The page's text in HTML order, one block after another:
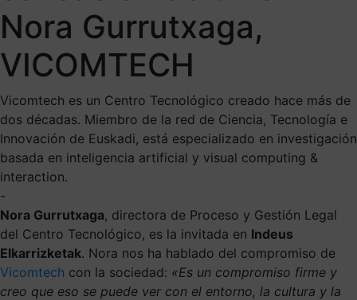
Nora Gurrutxaga,
VICOMTECH
Vicomtech es un Centro Tecnológico creado hace más de
dos décadas. Miembro de la red de Ciencia, Tecnología e
Innovación de Euskadi, está especializado en investigación
basada en inteligencia artificial y visual computing &
interaction.
-
Nora Gurrutxaga, directora de Proceso y Gestión Legal
del Centro Tecnológico, es la invitada en Indeus
Elkarrizketak. Nora nos ha hablado del compromiso de
Vicomtech con la sociedad: «Es un compromiso firme y
creo que eso se puede ver con el entorno, la cultura y la